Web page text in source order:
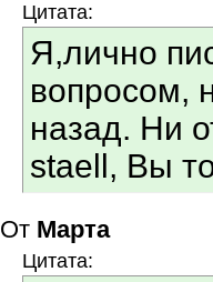
Цитата:
Я,лично
вопросом,
назад. Ни
staell, Вы
От Марта
Цитата: